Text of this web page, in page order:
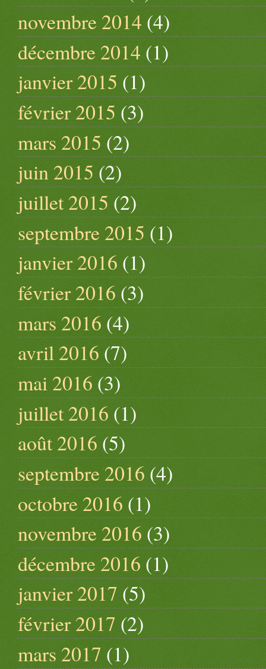
novembre 2014 (4)
décembre 2014 (1)
janvier 2015 (1)
février 2015 (3)
mars 2015 (2)
juin 2015 (2)
juillet 2015 (2)
septembre 2015 (1)
janvier 2016 (1)
février 2016 (3)
mars 2016 (4)
avril 2016 (7)
mai 2016 (3)
juillet 2016 (1)
août 2016 (5)
septembre 2016 (4)
octobre 2016 (1)
novembre 2016 (3)
décembre 2016 (1)
janvier 2017 (5)
février 2017 (2)
mars 2017 (1)